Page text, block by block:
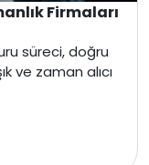
Firmaları
süreci, doğru
ve zaman alıcı